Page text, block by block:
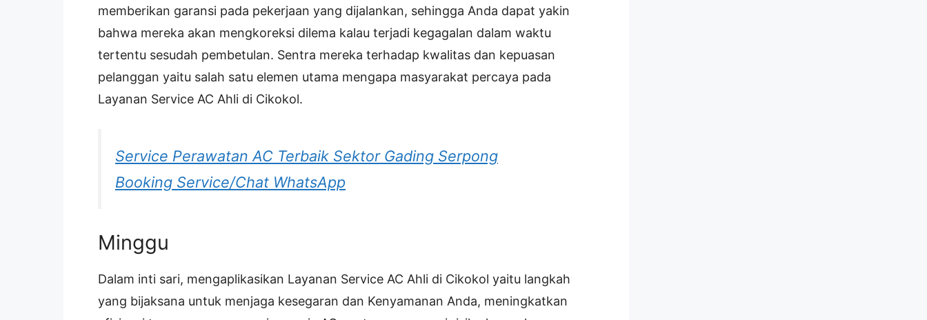
memberikan garansi pada pekerjaan yang dijalankan, sehingga Anda dapat yakin
bahwa mereka akan mengkoreksi dilema kalau terjadi kegagalan dalam waktu
tertentu sesudah pembetulan. Sentra mereka terhadap kwalitas dan kepuasan
pelanggan yaitu salah satu elemen utama mengapa masyarakat percaya pada
Layanan Service AC Ahli di Cikokol.
Service Perawatan AC Terbaik Sektor Gading Serpong
Booking Service/Chat WhatsApp
Minggu
Dalam inti sari, mengaplikasikan Layanan Service AC Ahli di Cikokol yaitu langkah
yang bijaksana untuk menjaga kesegaran dan Kenyamanan Anda, meningkatkan